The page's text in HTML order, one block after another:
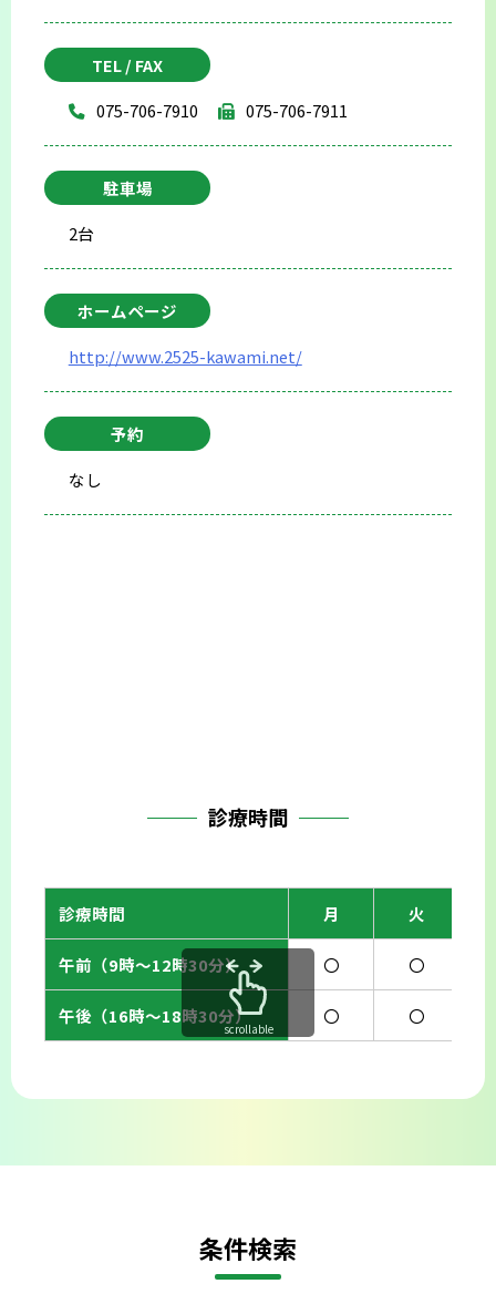
TEL / FAX
075-706-7910
075-706-7911
駐車場
2台
ホームページ
http://www.2525-kawami.net/
予約
なし
診療時間
診療時間 月 火
午前（9時〜12時30分） 〇 〇
午後（16時〜18時30分） 〇 〇
scrollable
条件検索